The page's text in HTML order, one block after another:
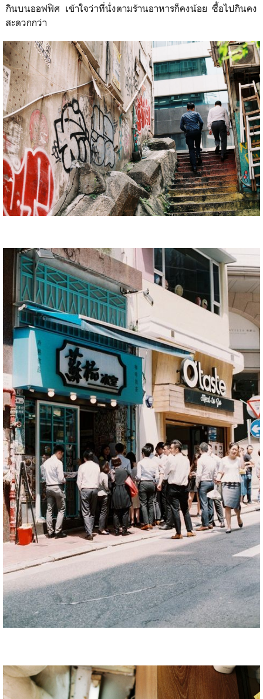
กินบนออฟฟิศ เข้าใจว่าที่นั่งตามร้านอาหารก็คงน้อย ซื้อไปกินคง
สะดวกกว่า